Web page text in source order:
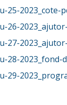
25-2023_cote-
26-
27-
28-2023_fond-
29-